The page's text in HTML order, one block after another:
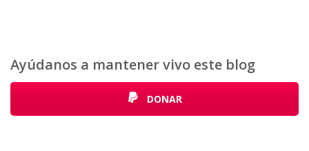
Ayúdanos a mantener vivo este blog
DONAR